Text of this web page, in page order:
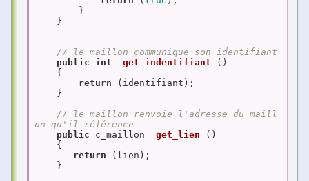
}
}
// le maillon communique son identifiant
public
int get_indentifiant
()
{
return (identifiant);
}
// le maillon renvoie l'adresse du maill
on qu'il référence
public c_maillon get_lien
()
{
return (lien);
}